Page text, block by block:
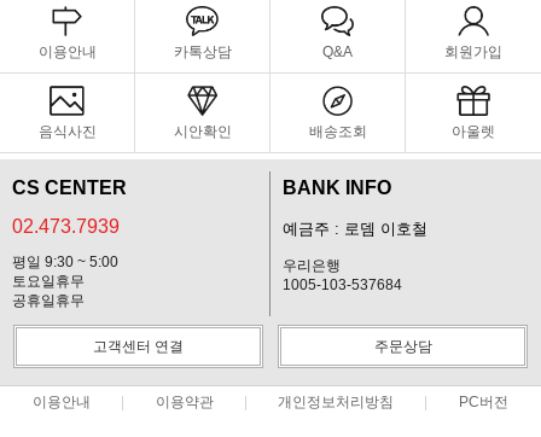
이용안내 카톡상담 Q&A 회원가입
음식사진 시안확인 배송조회 아울렛
CS CENTER
02.473.7939
평일 9:30 ~ 5:00
토요일휴무
공휴일휴무
BANK INFO
예금주 : 로뎀 이호철
우리은행
1005-103-537684
고객센터 연결 주문상담
이용안내 이용약관 개인정보처리방침 PC버전